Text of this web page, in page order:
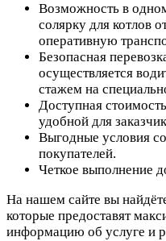
Возможность в
солярку для котлов
оперативную
Безопасная
осуществляется
стажем на
Доступная
удобной для
Выгодные условия
покупателей.
Четкое выполнение
На нашем сайте вы
которые предоставят
информацию об услуге и